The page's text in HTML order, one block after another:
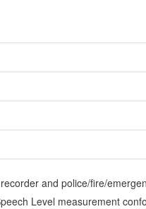
and police/fire/
Level measurement